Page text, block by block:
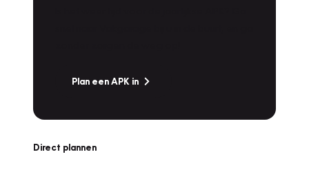
Plan een APK in
Direct plannen